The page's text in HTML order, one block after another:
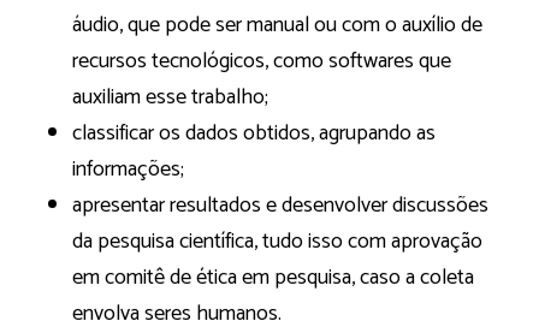
áudio, que pode ser manual ou com o auxílio de
recursos tecnológicos, como softwares que
auxiliam esse trabalho;
classificar os dados obtidos, agrupando as
informações;
apresentar resultados e desenvolver discussões
da pesquisa científica, tudo isso com aprovação
em comitê de ética em pesquisa, caso a coleta
envolva seres humanos.